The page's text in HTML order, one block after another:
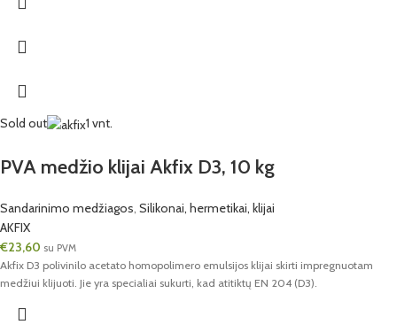
Sold out 1 vnt.
PVA medžio klijai Akfix D3, 10 kg
Sandarinimo medžiagos, Silikonai, hermetikai, klijai
AKFIX
€23,60 su PVM
Akfix D3 polivinilo acetato homopolimero emulsijos klijai skirti impregnuotam
medžiui klijuoti. Jie yra specialiai sukurti, kad atitiktų EN 204 (D3).